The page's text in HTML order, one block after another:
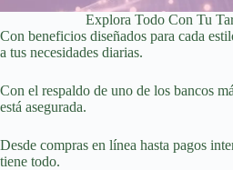
Explora Todo Con Tu
Con beneficios diseñados para cada
a tus necesidades diarias.
Con el respaldo de uno de los bancos
está asegurada.
Desde compras en línea hasta pagos
tiene todo.